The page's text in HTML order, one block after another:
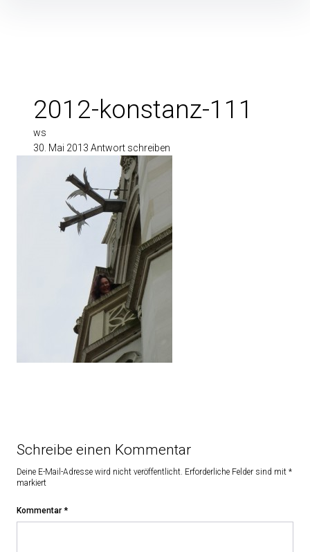
2012-konstanz-111
ws
30. Mai 2013 Antwort schreiben
Schreibe einen Kommentar
Deine E-Mail-Adresse wird nicht veröffentlicht. Erforderliche Felder sind mit *
markiert
Kommentar *